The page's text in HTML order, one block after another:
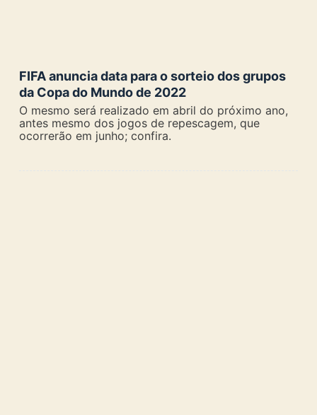
FIFA anuncia data para o sorteio dos grupos
da Copa do Mundo de 2022
O mesmo será realizado em abril do próximo ano,
antes mesmo dos jogos de repescagem, que
ocorrerão em junho; confira.